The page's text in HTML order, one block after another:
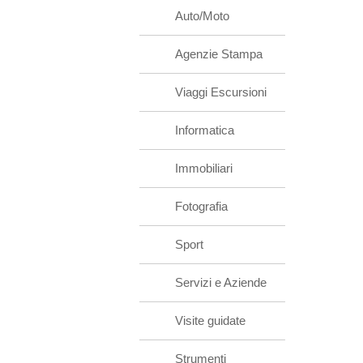
Auto/Moto
Agenzie Stampa
Viaggi Escursioni
Informatica
Immobiliari
Fotografia
Sport
Servizi e Aziende
Visite guidate
Strumenti